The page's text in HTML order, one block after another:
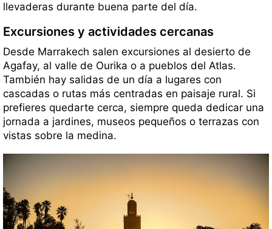
llevaderas durante buena parte del día.
Excursiones y actividades cercanas
Desde Marrakech salen excursiones al desierto de
Agafay, al valle de Ourika o a pueblos del Atlas.
También hay salidas de un día a lugares con
cascadas o rutas más centradas en paisaje rural. Si
prefieres quedarte cerca, siempre queda dedicar una
jornada a jardines, museos pequeños o terrazas con
vistas sobre la medina.